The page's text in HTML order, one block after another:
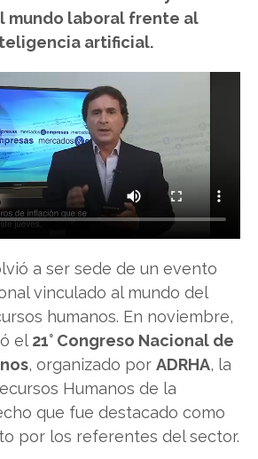
mundo laboral frente al
artificial.
a ser sede de un evento
vinculado al mundo del
humanos. En noviembre,
el21° Congreso Nacional de
, organizado por ADRHA, la
Humanos de la
que fue destacado como
por los referentes del sector.